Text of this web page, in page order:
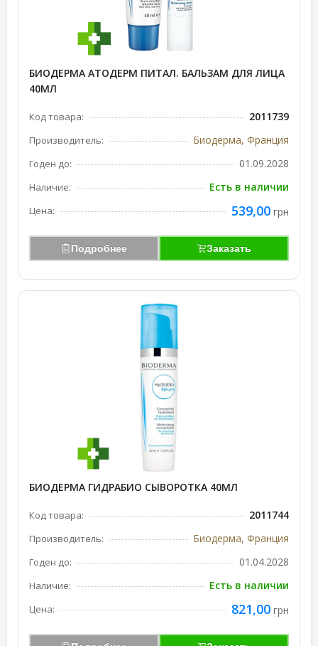
БИОДЕРМА АТОДЕРМ ПИТАЛ. БАЛЬЗАМ ДЛЯ ЛИЦА
40МЛ
Код товара: 2011739
Производитель: Биодерма, Франция
Годен до: 01.09.2028
Наличие: Есть в наличии
Цена: 539,00 грн
Подробнее Заказать
БИОДЕРМА ГИДРАБИО СЫВОРОТКА 40МЛ
Код товара: 2011744
Производитель: Биодерма, Франция
Годен до: 01.04.2028
Наличие: Есть в наличии
Цена: 821,00 грн